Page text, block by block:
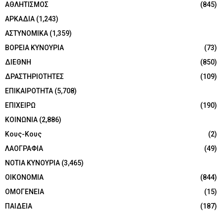
ΑΘΛΗΤΙΣΜΟΣ
(845)
ΑΡΚΑΔΙΑ (1,243)
ΑΣΤΥΝΟΜΙΚΑ (1,359)
ΒΟΡΕΙΑ ΚΥΝΟΥΡΙΑ
(73)
ΔΙΕΘΝΗ
(850)
ΔΡΑΣΤΗΡΙΟΤΗΤΕΣ
(109)
ΕΠΙΚΑΙΡΟΤΗΤΑ (5,708)
ΕΠΙΧΕΙΡΩ
(190)
ΚΟΙΝΩΝΙΑ (2,886)
Κους-Κους
(2)
ΛΑΟΓΡΑΦΙΑ
(49)
ΝΟΤΙΑ ΚΥΝΟΥΡΙΑ (3,465)
ΟΙΚΟΝΟΜΙΑ
(844)
ΟΜΟΓΕΝΕΙΑ
(15)
ΠΑΙΔΕΙΑ
(187)